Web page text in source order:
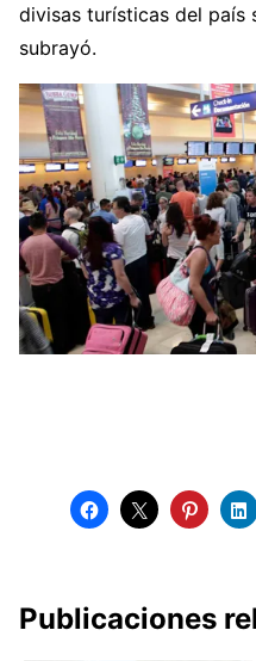
divisas turísticas del
subrayó.
Publicaciones